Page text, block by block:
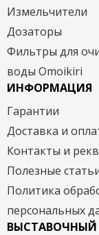
Измельчители
Дозаторы
Фильтры для
воды Omoikiri
ИНФОРМАЦИЯ
Гарантии
Доставка и
Контакты и
Полезные
Политика
персональных
ВЫСТАВОЧНЫЙ